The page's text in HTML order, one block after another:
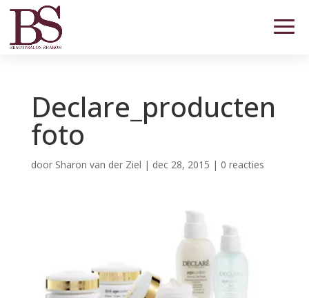
Declare_producten
foto
door Sharon van der Ziel | dec 28, 2015 | 0 reacties